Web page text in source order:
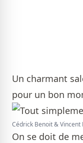
Un charmant
pour un bon
Cédrick Benoit & Vincent
On se doit de